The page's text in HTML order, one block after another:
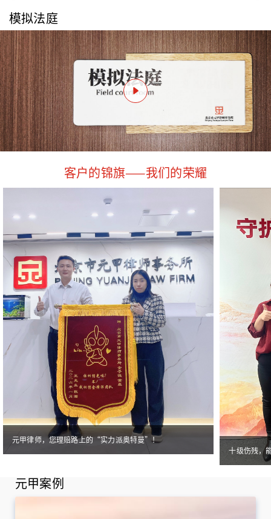
模拟法庭
客户的锦旗——我们的荣耀
元甲律师，您理赔路上的“实力派奥特曼”！
十级伤残，
元甲案例